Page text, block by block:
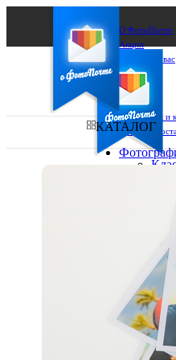
О ФотоПочте
Акции
Сделаем за вас
Бизнесу
FAQ
Франшиза
Поддержка и
Оплата и
Выберите из
КАТАЛОГ
Фото
в